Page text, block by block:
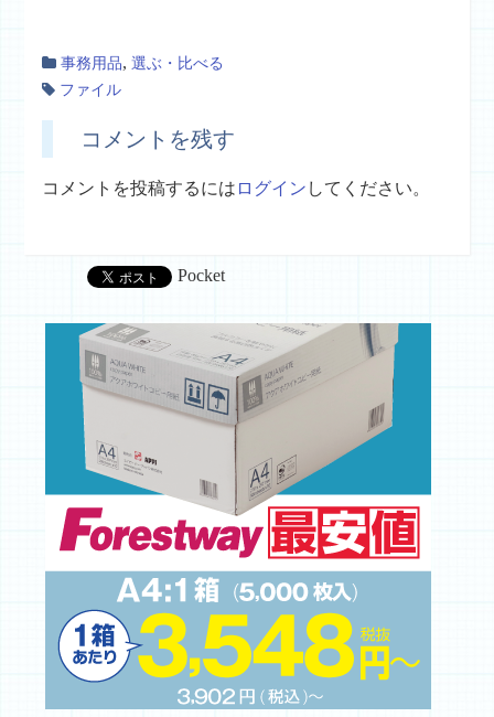
事務用品,選ぶ・比べる
ファイル
コメントを残す
コメントを投稿するには ログイン してください。
Pocket